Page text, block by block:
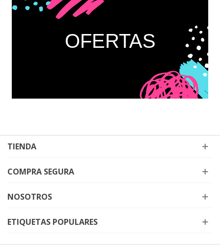
OFERTAS
TIENDA
COMPRA SEGURA
NOSOTROS
ETIQUETAS POPULARES